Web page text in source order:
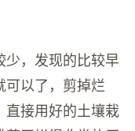
少，发现的比较早
可以了，剪掉烂
直接用好的土壤栽